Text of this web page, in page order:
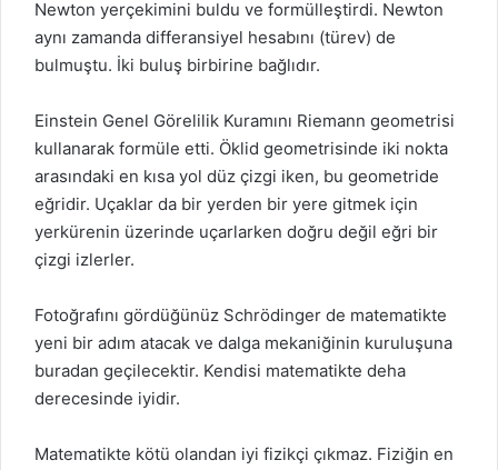
Newton yerçekimini buldu ve formülleştirdi. Newton
aynı zamanda differansiyel hesabını (türev) de
bulmuştu. İki buluş birbirine bağlıdır.
Einstein Genel Görelilik Kuramını Riemann geometrisi
kullanarak formüle etti. Öklid geometrisinde iki nokta
arasındaki en kısa yol düz çizgi iken, bu geometride
eğridir. Uçaklar da bir yerden bir yere gitmek için
yerkürenin üzerinde uçarlarken doğru değil eğri bir
çizgi izlerler.
Fotoğrafını gördüğünüz Schrödinger de matematikte
yeni bir adım atacak ve dalga mekaniğinin kuruluşuna
buradan geçilecektir. Kendisi matematikte deha
derecesinde iyidir.
Matematikte kötü olandan iyi fizikçi çıkmaz. Fiziğin en